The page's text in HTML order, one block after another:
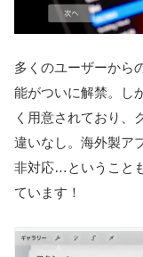
多くのユーザーから
能がついに解禁。し
く用意されており、
違いなし。海外製ア
非対応…ということ
ています！